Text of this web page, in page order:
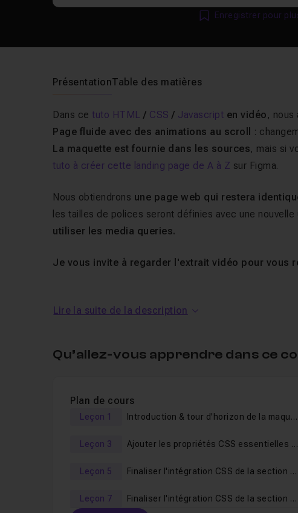
Enregistrer pour
PrésentationTable des matières
Dans cetuto HTML / CSS / Javascript en vidéo , nous
Page fluide avec des animations au scroll
:
La maquette est fournie dans les sources, mais si
tuto à créer cette landing page de A à Z sur Figma.
Nous obtiendrons une page web qui restera
les tailles de polices seront définies avec une
utiliser les media queries.
Je vous invite à regarder l'extrait vidéo pour vous
avec le tuto.
Bon tuto !
Lire la suite de la description
Qu’allez-vous apprendre dans ce
Plan de cours
Leçon 1 Introduction & tour d'horizon de la maquette et des fichiers sources
Leçon 3 Ajouter les propriétés CSS essentielles à toute la page
Leçon 5 Finaliser l'intégration CSS de la section 02
Leçon 7 Finaliser l'intégration CSS de la section 04